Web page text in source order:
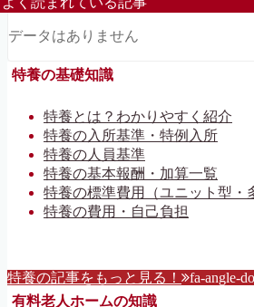
データはありません
特養の基礎知識
特養とは？わかりやすく紹介
特養の入所基準・特例入所
特養の人員基準
特養の基本報酬・加算一覧
特養の標準費用（ユニット型・
特養の費用・自己負担
特養の記事をもっと見る！ fa-angle-
有料老人ホームの知識